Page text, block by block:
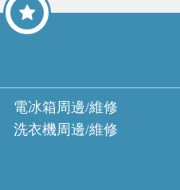
電冰箱周邊/維修
洗衣機周邊/維修